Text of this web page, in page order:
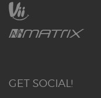
GET SOCIAL!